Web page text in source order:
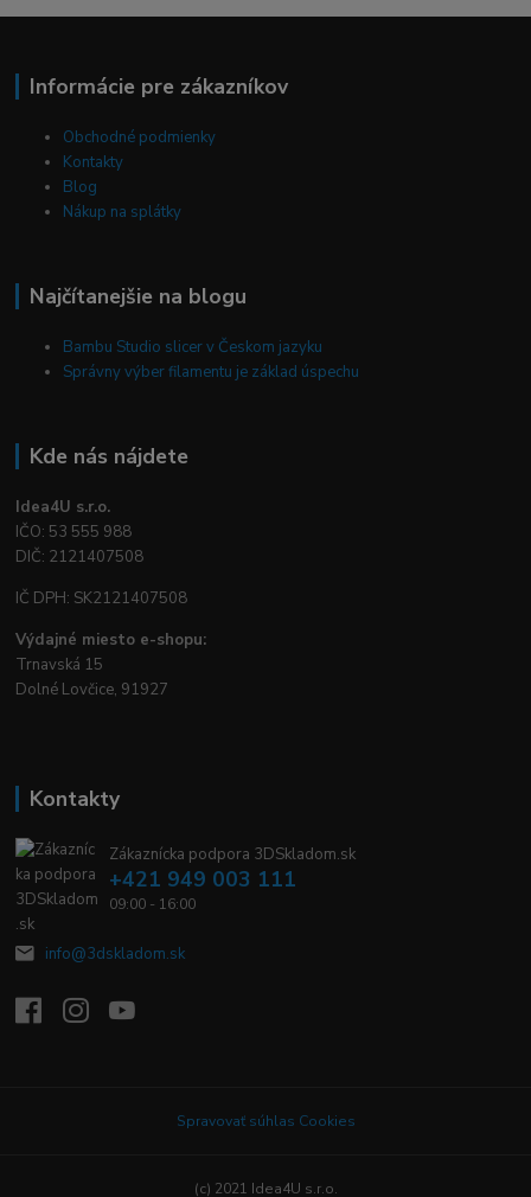
Informácie pre zákazníkov
Obchodné podmienky
Kontakty
Blog
Nákup na splátky
Najčítanejšie na blogu
Bambu Studio slicer v Českom jazyku
Správny výber filamentu je základ úspechu
Kde nás nájdete
Idea4U s.r.o.
IČO: 53 555 988
DIČ: 2121407508
IČ DPH: SK2121407508
Výdajné miesto e-shopu:
Trnavská 15
Dolné Lovčice, 91927
Kontakty
Zákaznícka podpora 3DSkladom.sk
+421 949 003 111
09:00 - 16:00
info@3dskladom.sk
Spravovať súhlas Cookies
(c) 2021 Idea4U s.r.o.